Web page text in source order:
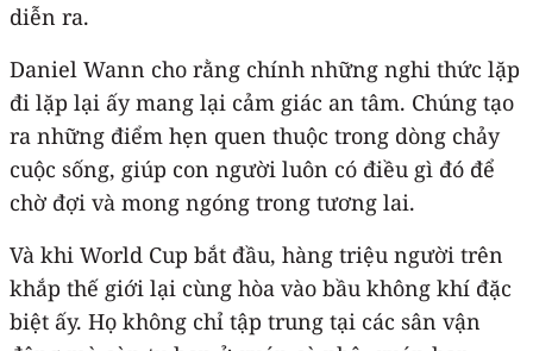
diễn ra.
Daniel Wann cho rằng chính những nghi thức lặp
đi lặp lại ấy mang lại cảm giác an tâm. Chúng tạo
ra những điểm hẹn quen thuộc trong dòng chảy
cuộc sống, giúp con người luôn có điều gì đó để
chờ đợi và mong ngóng trong tương lai.
Và khi World Cup bắt đầu, hàng triệu người trên
khắp thế giới lại cùng hòa vào bầu không khí đặc
biệt ấy. Họ không chỉ tập trung tại các sân vận